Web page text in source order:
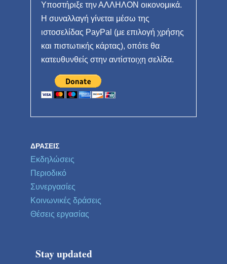
Υποστήριξε την ΑΛΛΗΛΟΝ οικονομικά.
Η συναλλαγή γίνεται μέσω της
ιστοσελίδας PayPal (με επιλογή χρήσης
και πιστωτικής κάρτας), οπότε θα
κατευθυνθείς στην αντίστοιχη σελίδα.
ΔΡΆΣΕΙΣ
Εκδηλώσεις
Περιοδικό
Συνεργασίες
Κοινωνικές δράσεις
Θέσεις εργασίας
Stay updated